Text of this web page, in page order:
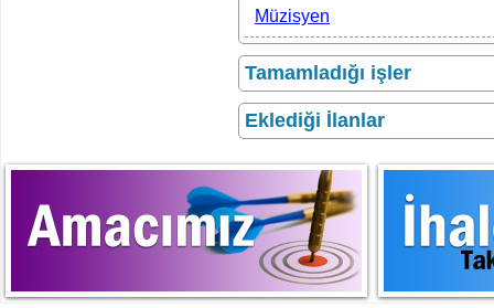
Müzisyen
Tamamladığı işler
Eklediği İlanlar